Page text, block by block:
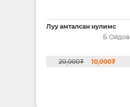
Луу амталсан нулимс
Б.Ойдов
20,000₮ 10,000₮